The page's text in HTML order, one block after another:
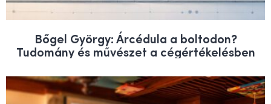
Bőgel György: Árcédula a boltodon?
Tudomány és művészet a cégértékelésben